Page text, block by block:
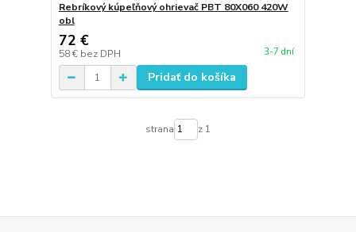
Rebríkový kúpeľňový ohrievač PBT 80X060 420W
obl
72 €
58 € bez DPH 3-7 dní
Pridať do košíka
strana z 1